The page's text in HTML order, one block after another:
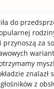
do
za
z